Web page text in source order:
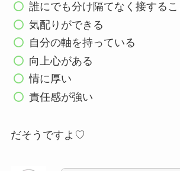
誰にでも分け隔てなく接する
気配りができる
自分の軸を持っている
向上心がある
情に厚い
責任感が強い
だそうですよ♡